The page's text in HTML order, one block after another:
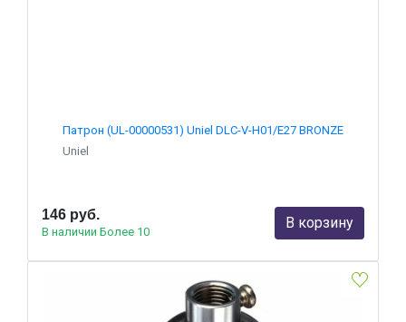
Патрон (UL-00000531) Uniel DLC-V-H01/E27 BRONZE
Uniel
146 руб.
В наличии Более 10
В корзину